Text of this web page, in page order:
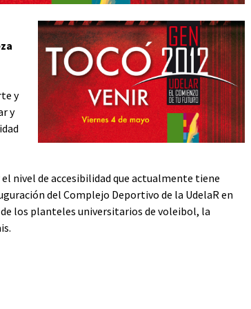
y
y
nivel de accesibilidad que actualmente tiene
del Complejo Deportivo de la UdelaR en
los planteles universitarios de voleibol, la